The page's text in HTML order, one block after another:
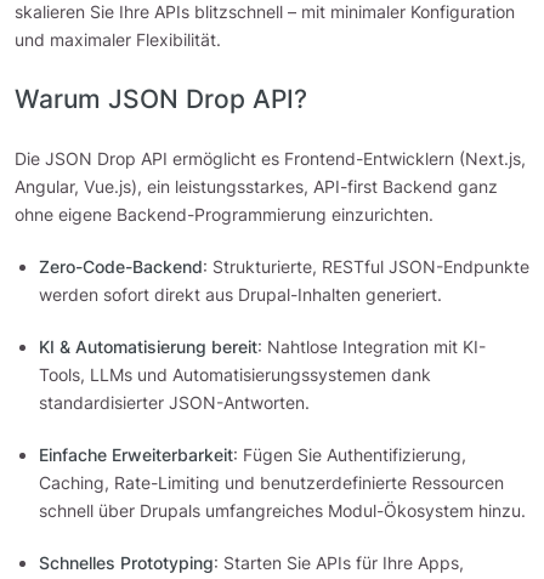
skalieren Sie Ihre APIs blitzschnell – mit minimaler Konfiguration
und maximaler Flexibilität.
Warum JSON Drop API?
Die JSON Drop API ermöglicht es Frontend-Entwicklern (Next.js,
Angular, Vue.js), ein leistungsstarkes, API-first Backend ganz
ohne eigene Backend-Programmierung einzurichten.
Zero-Code-Backend: Strukturierte, RESTful JSON-Endpunkte
werden sofort direkt aus Drupal-Inhalten generiert.
KI & Automatisierung bereit: Nahtlose Integration mit KI-
Tools, LLMs und Automatisierungssystemen dank
standardisierter JSON-Antworten.
Einfache Erweiterbarkeit: Fügen Sie Authentifizierung,
Caching, Rate-Limiting und benutzerdefinierte Ressourcen
schnell über Drupals umfangreiches Modul-Ökosystem hinzu.
Schnelles Prototyping: Starten Sie APIs für Ihre Apps,